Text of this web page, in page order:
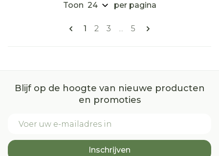
Pagina's
U lees momenteel pagina
1 Pagina
2 Pagina
3 ... Pagina
5
Toon per pagina
Blijf op de hoogte van nieuwe producten
en promoties
Inschrijven